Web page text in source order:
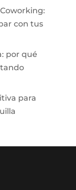
con tus
por qué
para